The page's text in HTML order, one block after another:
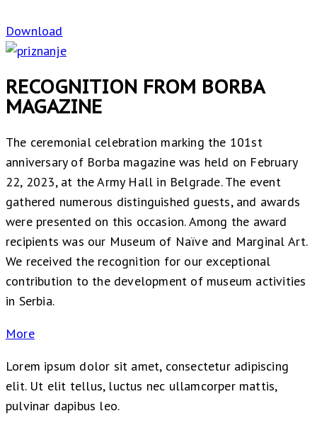
Download
RECOGNITION FROM BORBA
MAGAZINE
The ceremonial celebration marking the 101st
anniversary of Borba magazine was held on February
22, 2023, at the Army Hall in Belgrade. The event
gathered numerous distinguished guests, and awards
were presented on this occasion. Among the award
recipients was our Museum of Naïve and Marginal Art.
We received the recognition for our exceptional
contribution to the development of museum activities
in Serbia.
More
Lorem ipsum dolor sit amet, consectetur adipiscing
elit. Ut elit tellus, luctus nec ullamcorper mattis,
pulvinar dapibus leo.